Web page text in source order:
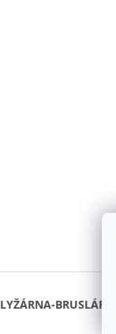
LYŽÁRNA-BRUSLÁRNA